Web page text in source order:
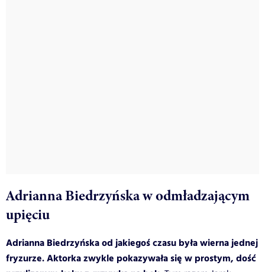
Adrianna Biedrzyńska w odmładzającym
upięciu
Adrianna Biedrzyńska od jakiegoś czasu była wierna jednej
fryzurze. Aktorka zwykle pokazywała się w prostym, dość